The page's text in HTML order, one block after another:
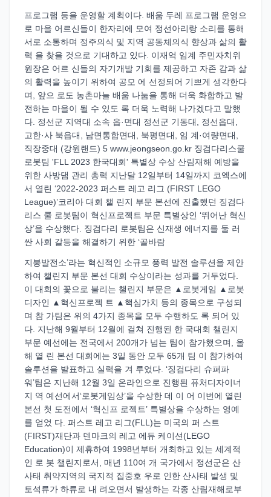
프로그램 등을 운영할 계획이다. 배움 두레 프로그램 운영으
로 마을 어르신들이 한자리에 모여 정선아리랑 소리를 통해
서로 소통하며 정주의식 및 지역 공동체의식 향상과 삶의 활
력 을 찾을 것으로 기대하고 있다. 이재억 임계 주민자치위
원장은 어르 신들의 자기개발 기회를 제공하고 자존 감과 삶
의 활력을 높이기 위하여 공모 에 선정되어 기쁘게 생각한다
며, 앞으 로도 농촌마늘 배움 나눔을 통해 더욱 화합하고 발
전하는 마을이 될 수 있도 록 더욱 노력해 나가겠다고 말했
다. 정선군 지역대 소속 읍·면대 정선군 기동대, 정선읍대,
고한·사 북읍대, 남면통합면대, 북평면대, 임 계·여량면대,
직장중대 (강원랜드) 5 www.jeongseon.go.kr 징검다리스쿨
로봇팀 'FLL 2023 한국대회' 특별상 수상 산림재해 예방을
위한 사방댐 관리 총력 지난달 12일부터 14일까지 코엑스에
서 열린 ‘2022-2023 퍼스트 레고 리그 (FIRST LEGO
League)’코리아 대회 챌 린지 부문 본선에 진출했던 징검다
리스 쿨 로봇팀이 혁신프로젝트 부문 특별상인 ‘뛰어난 혁신
상’을 수상했다. 징검다리 로봇팀은 신재생 에너지를 둘 러
싼 사회 갈등을 해결하기 위한 ‘골바람
지붕발전소’라는 혁신적인 소규모 풍력 발전 솔루션을 제안
하여 챌린지 부문 본선 대회 수상이라는 성과를 거두었다.
이 대회의 꽃으로 불리는 챌린지 부문은 ▲로봇게임 ▲로봇
디자인 ▲혁신프로젝 트 ▲핵심가치 등의 종목으로 구성되
며 참 가팀은 위의 4가지 종목을 모두 수행하도 록 되어 있
다. 지난해 9월부터 12월에 걸쳐 진행된 한 국대회 챌린지
부문 예선에는 전국에서 200개가 넘는 팀이 참가했으며, 올
해 열 린 본선 대회에는 3일 동안 모두 65개 팀 이 참가하여
솔루션을 발표하고 실력을 겨 루었다. ‘징검다리 슈퍼파
워’팀은 지난해 12월 3일 온라인으로 진행된 퓨처디자이너
지 역 예선에서‘로봇게임상’을 수상한 데 이 어 이번에 열린
본선 첫 도전에서 ‘혁신프 로젝트’ 특별상을 수상하는 영예
를 얻었 다. 퍼스트 레고 리그(FLL)는 미국의 퍼 스트
(FIRST)재단과 덴마크의 레고 에듀 케이션(LEGO
Education)이 제휴하여 1998년부터 개최하고 있는 세계적
인 로 봇 챌린지로서, 매년 110여 개 국가에서 정선군은 산
사태 취약지역의 국지적 집중호 우로 인한 산사태 발생 및
토석류가 하류로 내 려오면서 발생하는 각종 산림재해로부